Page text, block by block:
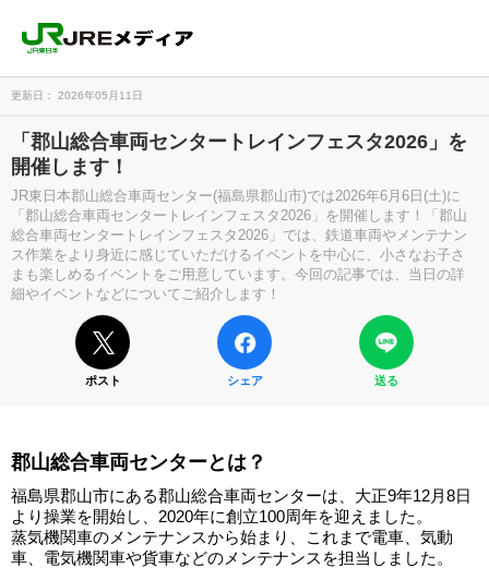
更新日： 2026年05月11日
「郡山総合車両センタートレインフェスタ2026」を
開催します！
JR東日本郡山総合車両センター(福島県郡山市)では2026年6月6日(土)に
「郡山総合車両センタートレインフェスタ2026」を開催します！「郡山
総合車両センタートレインフェスタ2026」では、鉄道車両やメンテナン
ス作業をより身近に感じていただけるイベントを中心に、小さなお子さ
まも楽しめるイベントをご用意しています。今回の記事では、当日の詳
細やイベントなどについてご紹介します！
ポスト シェア 送る
郡山総合車両センターとは？
福島県郡山市にある郡山総合車両センターは、大正9年12月8日
より操業を開始し、2020年に創立100周年を迎えました。
蒸気機関車のメンテナンスから始まり、これまで電車、気動
車、電気機関車や貨車などのメンテナンスを担当しました。